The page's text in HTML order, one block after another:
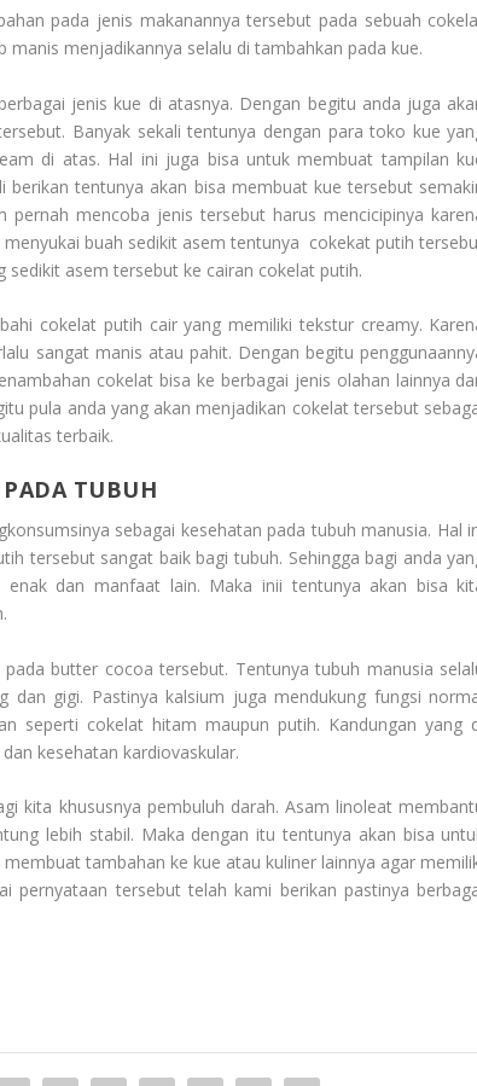
pada jenis makanannya tersebut pada sebuah
menjadikannya selalu di tambahkan pada kue.
jenis kue di atasnya. Dengan begitu anda juga
Banyak sekali tentunya dengan para toko kue
di atas. Hal ini juga bisa untuk membuat tampilan
tentunya akan bisa membuat kue tersebut
mencoba jenis tersebut harus mencicipinya
buah sedikit asem tentunya cokekat putih
sedikit asem tersebut ke cairan cokelat putih.
cokelat putih cair yang memiliki tekstur creamy.
sangat manis atau pahit. Dengan begitu
cokelat bisa ke berbagai jenis olahan lainnya
pula anda yang akan menjadikan cokelat tersebut
terbaik.
TUBUH
sebagai kesehatan pada tubuh manusia. Hal
tersebut sangat baik bagi tubuh. Sehingga bagi anda
enak dan manfaat lain. Maka inii tentunya akan bisa
.
butter cocoa tersebut. Tentunya tubuh manusia
gigi. Pastinya kalsium juga mendukung fungsi
seperti cokelat hitam maupun putih. Kandungan yang
kesehatan kardiovaskular.
kita khususnya pembuluh darah. Asam linoleat
lebih stabil. Maka dengan itu tentunya akan bisa
tambahan ke kue atau kuliner lainnya agar
pernyataan tersebut telah kami berikan pastinya